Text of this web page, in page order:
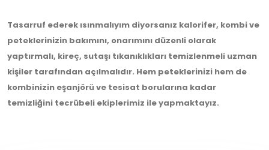
Tasarruf ederek ısınmalıyım diyorsanız kalorifer, kombi ve
peteklerinizin bakımını, onarımını düzenli olarak
yaptırmalı, kireç, sutaşı tıkanıklıkları temizlenmeli uzman
kişiler tarafından açılmalıdır. Hem peteklerinizi hem de
kombinizin eşanjörü ve tesisat borularına kadar
temizliğini tecrübeli ekiplerimiz ile yapmaktayız.